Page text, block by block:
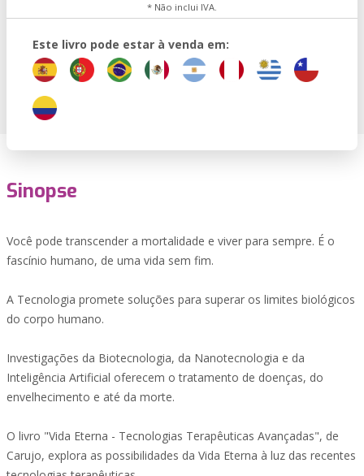
* Não inclui IVA.
Este livro pode estar à venda em:
Sinopse
Você pode transcender a mortalidade e viver para sempre. É o
fascínio humano, de uma vida sem fim.
A Tecnologia promete soluções para superar os limites biológicos
do corpo humano.
Investigações da Biotecnologia, da Nanotecnologia e da
Inteligência Artificial oferecem o tratamento de doenças, do
envelhecimento e até da morte.
O livro "Vida Eterna - Tecnologias Terapêuticas Avançadas", de
Carujo, explora as possibilidades da Vida Eterna à luz das recentes